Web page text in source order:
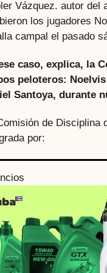
Vázquez. autor del
los jugadores
campal el pasado
caso, explica, la
peloteros:
Santoya, durante
de Disciplina
por: